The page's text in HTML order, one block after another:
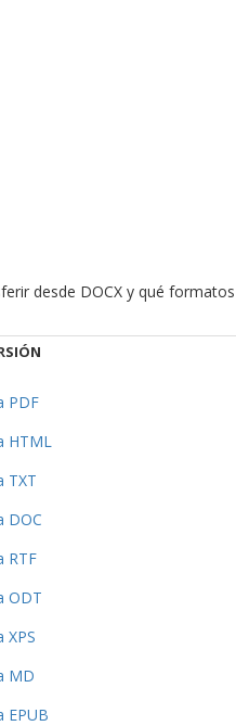
desde DOCX y qué
PDF
HTML
TXT
DOC
RTF
ODT
XPS
MD
EPUB